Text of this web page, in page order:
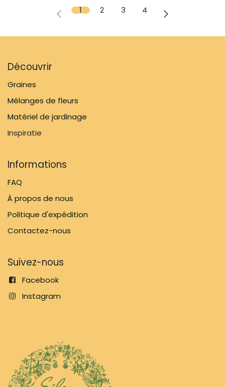
1 2 3 4
Découvrir
Graines
Mélanges de fleurs
Matériel de jardinage
Inspiratie
Informations
FAQ
À propos de nous
Politique d'expédition
Contactez-nous
Suivez-nous
Facebook
Instagram